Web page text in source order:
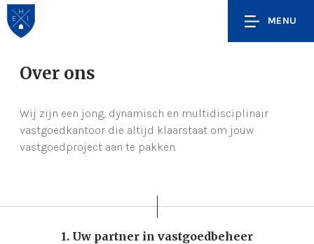
MENU
Over ons
Wij zijn een jong, dynamisch en multidisciplinair
vastgoedkantoor die altijd klaarstaat om jouw
vastgoedproject aan te pakken.
1. Uw partner in vastgoedbeheer